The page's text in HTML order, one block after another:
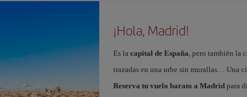
¡Hola, Madrid!
Es la capital de España, pero también la
trazadas en una urbe sin murallas… Una
Reserva tu vuelo barato a Madridpara